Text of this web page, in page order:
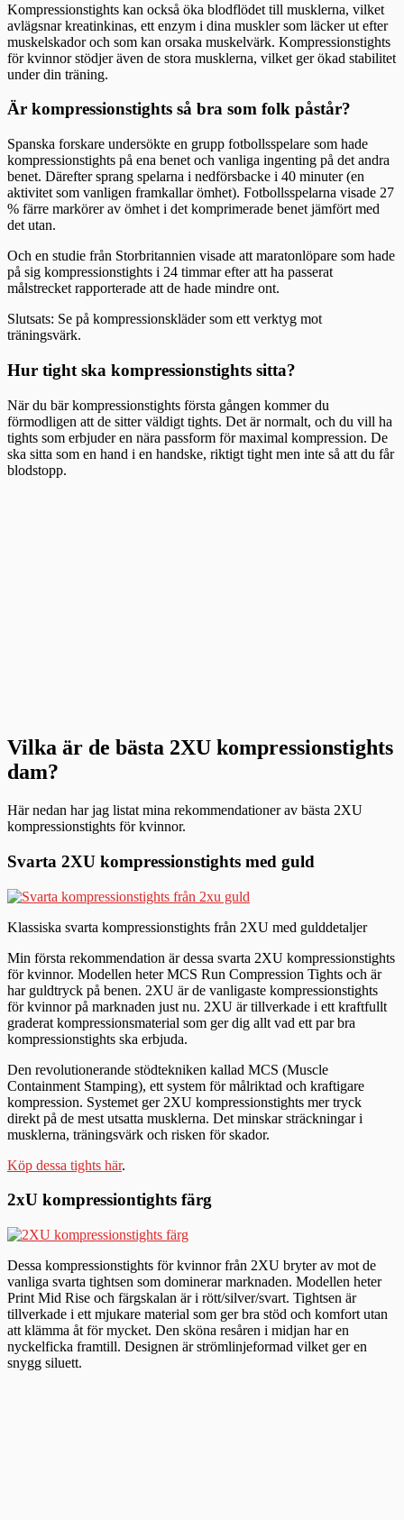
Kompressionstights kan också öka blodflödet till musklerna, vilket
avlägsnar kreatinkinas, ett enzym i dina muskler som läcker ut efter
muskelskador och som kan orsaka muskelvärk. Kompressionstights
för kvinnor stödjer även de stora musklerna, vilket ger ökad stabilitet
under din träning.
Är kompressionstights så bra som folk påstår?
Spanska forskare undersökte en grupp fotbollsspelare som hade
kompressionstights på ena benet och vanliga ingenting på det andra
benet. Därefter sprang spelarna i nedförsbacke i 40 minuter (en
aktivitet som vanligen framkallar ömhet). Fotbollsspelarna visade 27
% färre markörer av ömhet i det komprimerade benet jämfört med
det utan.
Och en studie från Storbritannien visade att maratonlöpare som hade
på sig kompressionstights i 24 timmar efter att ha passerat
målstrecket rapporterade att de hade mindre ont.
Slutsats: Se på kompressionskläder som ett verktyg mot
träningsvärk.
Hur tight ska kompressionstights sitta?
När du bär kompressionstights första gången kommer du
förmodligen att de sitter väldigt tights. Det är normalt, och du vill ha
tights som erbjuder en nära passform för maximal kompression. De
ska sitta som en hand i en handske, riktigt tight men inte så att du får
blodstopp.
Vilka är de bästa 2XU kompressionstights
dam?
Här nedan har jag listat mina rekommendationer av bästa 2XU
kompressionstights för kvinnor.
Svarta 2XU kompressionstights med guld
Klassiska svarta kompressionstights från 2XU med gulddetaljer
Min första rekommendation är dessa svarta 2XU kompressionstights
för kvinnor. Modellen heter MCS Run Compression Tights och är
har guldtryck på benen. 2XU är de vanligaste kompressionstights
för kvinnor på marknaden just nu. 2XU är tillverkade i ett kraftfullt
graderat kompressionsmaterial som ger dig allt vad ett par bra
kompressionstights ska erbjuda.
Den revolutionerande stödtekniken kallad MCS (Muscle
Containment Stamping), ett system för målriktad och kraftigare
kompression. Systemet ger 2XU kompressionstights mer tryck
direkt på de mest utsatta musklerna. Det minskar sträckningar i
musklerna, träningsvärk och risken för skador.
Köp dessa tights här.
2xU kompressiontights färg
Dessa kompressionstights för kvinnor från 2XU bryter av mot de
vanliga svarta tightsen som dominerar marknaden. Modellen heter
Print Mid Rise och färgskalan är i rött/silver/svart. Tightsen är
tillverkade i ett mjukare material som ger bra stöd och komfort utan
att klämma åt för mycket. Den sköna resåren i midjan har en
nyckelficka framtill. Designen är strömlinjeformad vilket ger en
snygg siluett.